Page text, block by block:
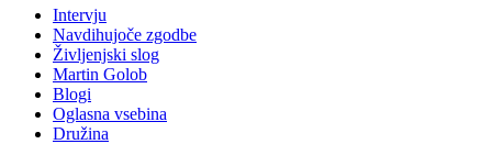
Intervju
Navdihujoče zgodbe
Življenjski slog
Martin Golob
Blogi
Oglasna vsebina
Družina